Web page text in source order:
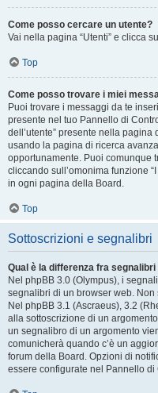
Come posso cercare un utente?
Vai nella pagina “Utenti” e clicca
Top
Come posso trovare i miei
Puoi trovare i messaggi da te
presente nel tuo Pannello di
dell’utente” presente nella
usando la pagina di ricerca
opportunamente. Puoi comunque
cliccando sull’omonima funzione
in ogni pagina della Board.
Top
Sottoscrizioni e segnalibri
Qual è la differenza fra
Nel phpBB 3.0 (Olympus), i
segnalibri di un browser web.
Nel phpBB 3.1 (Ascraeus), 3.2
alla sottoscrizione di un
un segnalibro di un argomento
comunicherà quando c’è un
forum della Board. Opzioni di
essere configurate nel Pannello di